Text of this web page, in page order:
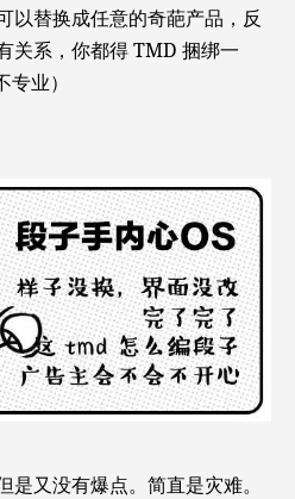
以替换成任意的奇葩产品，反
关系，你都得 TMD 捆绑一
业）
又没有爆点。简直是灾难。